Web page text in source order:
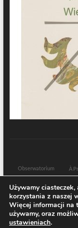
Obserwatorium
À
Sacrum
Znaki czasu
| Designed by:Theme
Używamy
korzystania z naszej
Więcej informacji na
używamy, oraz
ustawieniach.